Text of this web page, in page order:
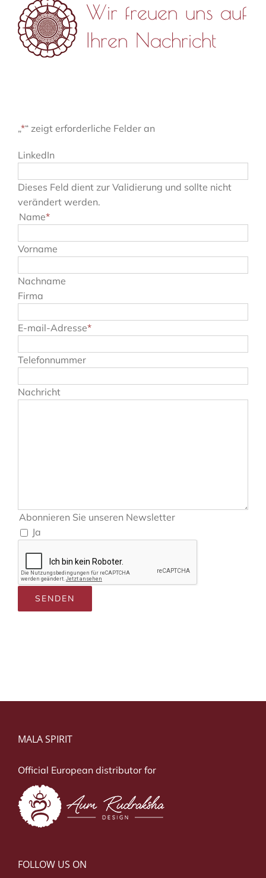
Wir freuen uns auf
Ihren Nachricht
„*“ zeigt erforderliche Felder an
LinkedIn
Dieses Feld dient zur Validierung und sollte nicht
verändert werden.
Name*
Vorname
Nachname
Firma
E-mail-Adresse*
Telefonnummer
Nachricht
Abonnieren Sie unseren Newsletter
Ja
MALA SPIRIT
Official European distributor for
FOLLOW US ON